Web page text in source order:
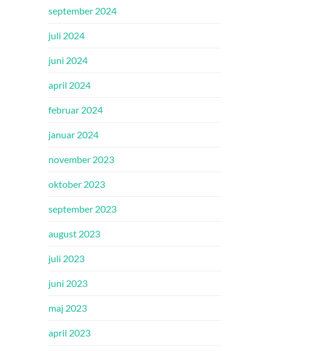
september 2024
juli 2024
juni 2024
april 2024
februar 2024
januar 2024
november 2023
oktober 2023
september 2023
august 2023
juli 2023
juni 2023
maj 2023
april 2023